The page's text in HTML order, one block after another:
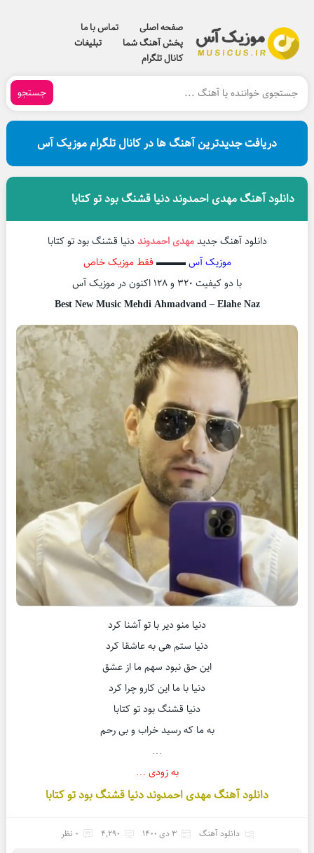
صفحه اصلی
تماس با ما
پخش آهنگ شما
تبلیغات
کانال تلگرام
جستجو
دریافت جدیدترین آهنگ ها در کانال تلگرام موزیک آس
دانلود آهنگ مهدی احمدوند دنیا قشنگ بود تو کتابا
دانلود آهنگ جدیدمهدی احمدونددنیا قشنگ بود تو کتابا
موزیک آس▬▬▬ فقط موزیک خاص
با دو کیفیت ۳۲۰ و ۱۲۸ اکنون در موزیک آس
Best New Music Mehdi Ahmadvand – Elahe Naz
دنیا منو دیر با تو آشنا کرد
دنیا ستم هی به عاشقا کرد
این حق نبود سهم ما از عشق
دنیا با ما این کارو چرا کرد
دنیا قشنگ بود تو کتابا
به ما که رسید خراب و بی رحم
…
به زودی …
دانلود آهنگ مهدی احمدوند دنیا قشنگ بود تو کتابا
دانلود آهنگ 3 دی 1400 4,290 0 نظر